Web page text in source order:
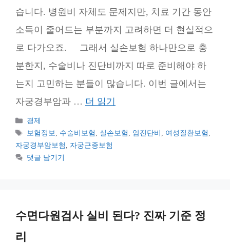
습니다. 병원비 자체도 문제지만, 치료 기간 동안
소득이 줄어드는 부분까지 고려하면 더 현실적으
로 다가오죠. 그래서 실손보험 하나만으로 충
분한지, 수술비나 진단비까지 따로 준비해야 하
는지 고민하는 분들이 많습니다. 이번 글에서는
자궁경부암과 … 더 읽기
카
테
리
경제
태
그
보험정보, 수술비보험 , 실손보험 , 암진단비 , 여성질환보험 ,
자궁경부암보험 , 자궁근종보험
댓글 남기기
수면다원검사 실비 된다? 진짜 기준 정
리